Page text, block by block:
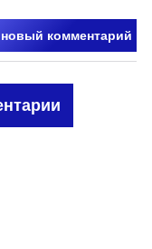
новый комментарий